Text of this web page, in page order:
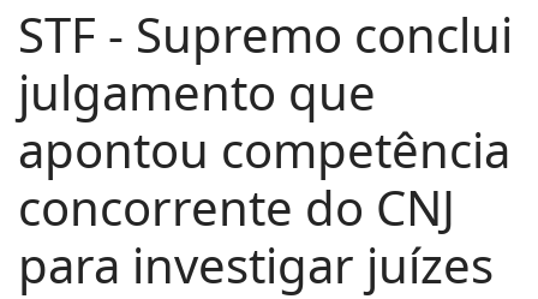
STF - Supremo conclui
julgamento que
apontou competência
concorrente do CNJ
para investigar juízes